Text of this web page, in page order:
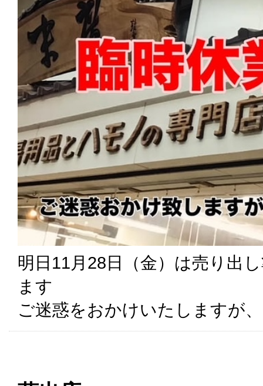
明日11月28日（金）は売り出
ます
ご迷惑をおかけいたしますが